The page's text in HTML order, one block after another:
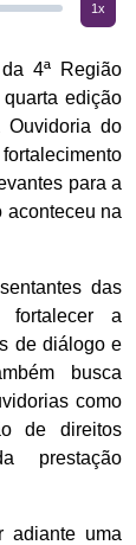
1x
4ª Região
edição
Ouvidoria do
para a
aconteceu na
das
fortalecer a
de diálogo e
busca
como
de direitos
prestação
adiante uma